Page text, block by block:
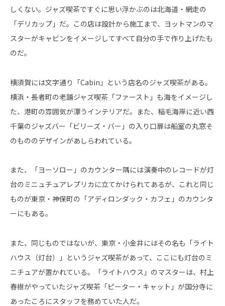
しくない。ジャズ喫茶ですぐに思い浮かぶのは北海道・網走の
「デリカップ」だ。この店は設計から施工まで、ヨットマンのマ
スターがキャビンをイメージしてすべて自分の手で作り上げたも
のだ。
横須賀には文字通り「Cabin」という店名のジャズ喫茶がある。
横浜・長者町の老舗ジャズ喫茶「ファースト」も海をイメージし
た、港町の雰囲気が漂うインテリアだ。また、稲毛海岸に近い西
千葉のジャズバー「ビリーズ・バー」の入り口扉は船室の丸窓そ
のもののデザインがあしらわれている。
また、「ヨーソロー」のカウンター隅には演奏中のレコードが灯
台のミニュチュアレプリカに立てかけられてあるが、これと同じ
ものが東京・神保町の「アディロンダック・カフェ」のカウンタ
ーにもある。
また、同じものではないが、東京・小金井にはその名も「ライト
ハウス（灯台）」というジャズ喫茶があって、ここにも灯台のミ
ニチュアが置かれている。「ライトハウス」のマスターは、村上
春樹がやっていたジャズ喫茶「ピーター・キャット」が国分寺に
あったころにスタッフを務めていた人だ。